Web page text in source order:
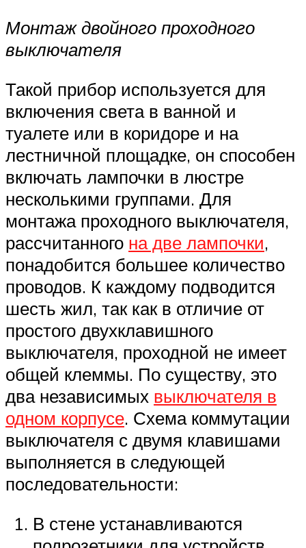
Монтаж двойного проходного
выключателя
Такой прибор используется для
включения света в ванной и
туалете или в коридоре и на
лестничной площадке, он способен
включать лампочки в люстре
несколькими группами. Для
монтажа проходного выключателя,
рассчитанного на две лампочки,
понадобится большее количество
проводов. К каждому подводится
шесть жил, так как в отличие от
простого двухклавишного
выключателя, проходной не имеет
общей клеммы. По существу, это
два независимых выключателя в
одном корпусе. Схема коммутации
выключателя с двумя клавишами
выполняется в следующей
последовательности:
В стене устанавливаются